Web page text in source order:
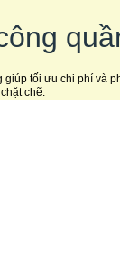
giúp tối ưu chi phí và
chẽ.